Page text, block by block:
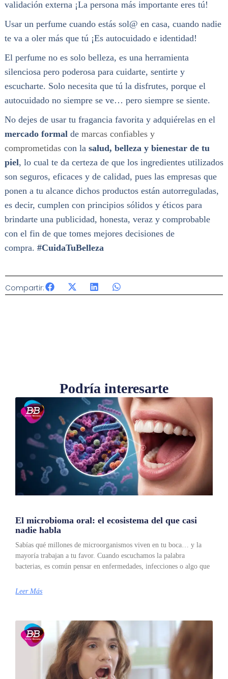
validación externa ¡La persona más importante eres tú!
Usar un perfume cuando estás sol@ en casa, cuando nadie
te va a oler más que tú ¡Es autocuidado e identidad!
El perfume no es solo belleza, es una herramienta
silenciosa pero poderosa para cuidarte, sentirte y
escucharte. Solo necesita que tú la disfrutes, porque el
autocuidado no siempre se ve… pero siempre se siente.
No dejes de usar tu fragancia favorita y adquiérelas en el
mercado formal de marcas confiables y
comprometidascon la salud, belleza y bienestar de tu
piel, lo cual te da certeza de que los ingredientes utilizados
son seguros, eficaces y de calidad, pues las empresas que
ponen a tu alcance dichos productos están autorreguladas,
es decir, cumplen con principios sólidos y éticos para
brindarte una publicidad, honesta, veraz y comprobable
con el fin de que tomes mejores decisiones de
compra. #CuidaTuBelleza
Compartir:
Podría interesarte
El microbioma oral: el ecosistema del que casi
nadie habla
Sabías qué millones de microorganismos viven en tu boca… y la
mayoría trabajan a tu favor. Cuando escuchamos la palabra
bacterias, es común pensar en enfermedades, infecciones o algo que
Leer Más